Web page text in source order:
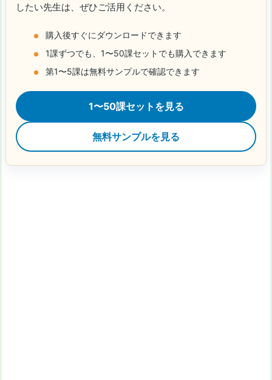
したい先生は、ぜひご活用ください。
購入後すぐにダウンロードできます
1課ずつでも、1〜50課セットでも購入できます
第1〜5課は無料サンプルで確認できます
1〜50課セットを見る
無料サンプルを見る